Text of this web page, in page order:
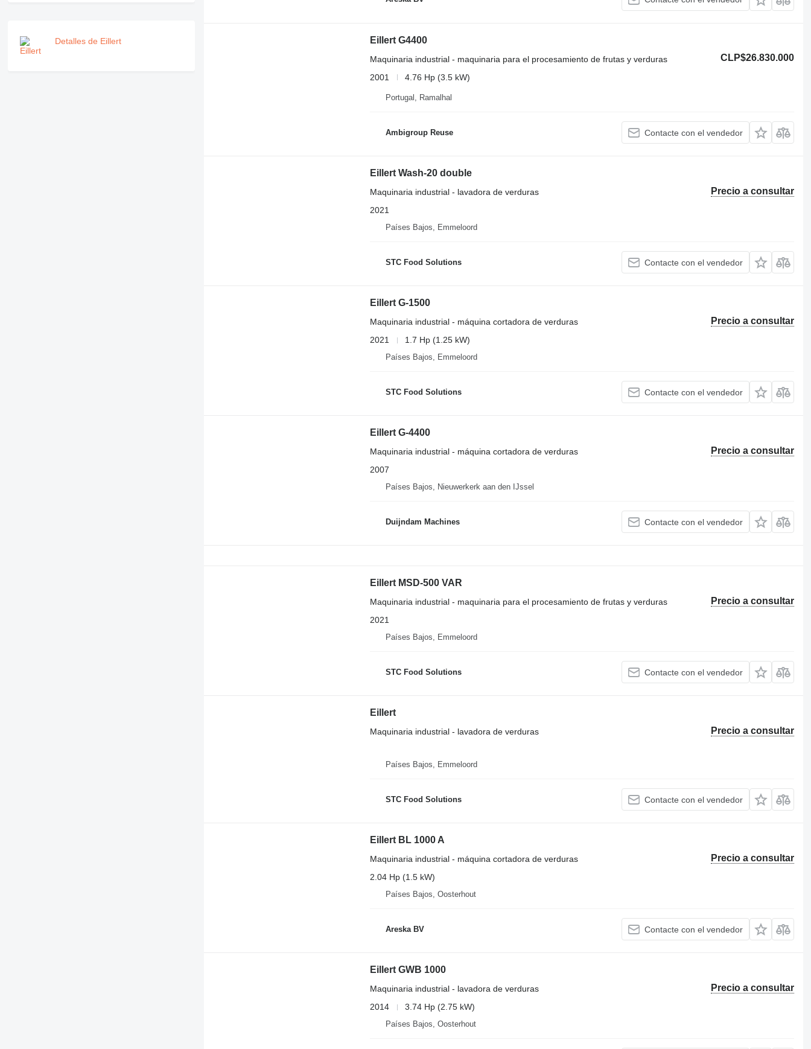
Detalles de Eillert
Eillert G4400
CLP$26.830.000
Maquinaria industrial - maquinaria para el procesamiento de frutas y verduras
2001
4.76 Hp (3.5 kW)
Portugal, Ramalhal
Ambigroup Reuse Contacte con el vendedor
Eillert Wash-20 double
Precio a consultar
Maquinaria industrial - lavadora de verduras
2021
Países Bajos, Emmeloord
STC Food Solutions Contacte con el vendedor
Eillert G-1500
Precio a consultar
Maquinaria industrial - máquina cortadora de verduras
2021
1.7 Hp (1.25 kW)
Países Bajos, Emmeloord
STC Food Solutions Contacte con el vendedor
Eillert G-4400
Precio a consultar
Maquinaria industrial - máquina cortadora de verduras
2007
Países Bajos, Nieuwerkerk aan den IJssel
Duijndam Machines Contacte con el vendedor
Eillert MSD-500 VAR
Precio a consultar
Maquinaria industrial - maquinaria para el procesamiento de frutas y verduras
2021
Países Bajos, Emmeloord
STC Food Solutions Contacte con el vendedor
Eillert
Precio a consultar
Maquinaria industrial - lavadora de verduras
Países Bajos, Emmeloord
STC Food Solutions Contacte con el vendedor
Eillert BL 1000 A
Precio a consultar
Maquinaria industrial - máquina cortadora de verduras
2.04 Hp (1.5 kW)
Países Bajos, Oosterhout
Areska BV Contacte con el vendedor
Eillert GWB 1000
Precio a consultar
Maquinaria industrial - lavadora de verduras
2014
3.74 Hp (2.75 kW)
Países Bajos, Oosterhout